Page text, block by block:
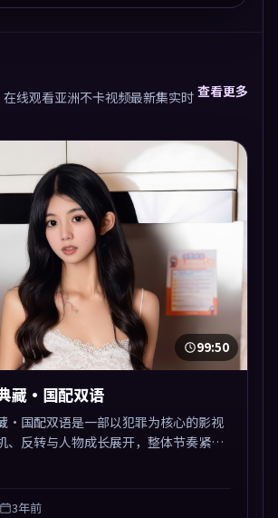
线观看亚洲不卡视频最新集实时 查看更多
99:50
藏·国配双语
·国配双语是一部以犯罪为核心的影视
、反转与人物成长展开，整体节奏紧
。
3年前